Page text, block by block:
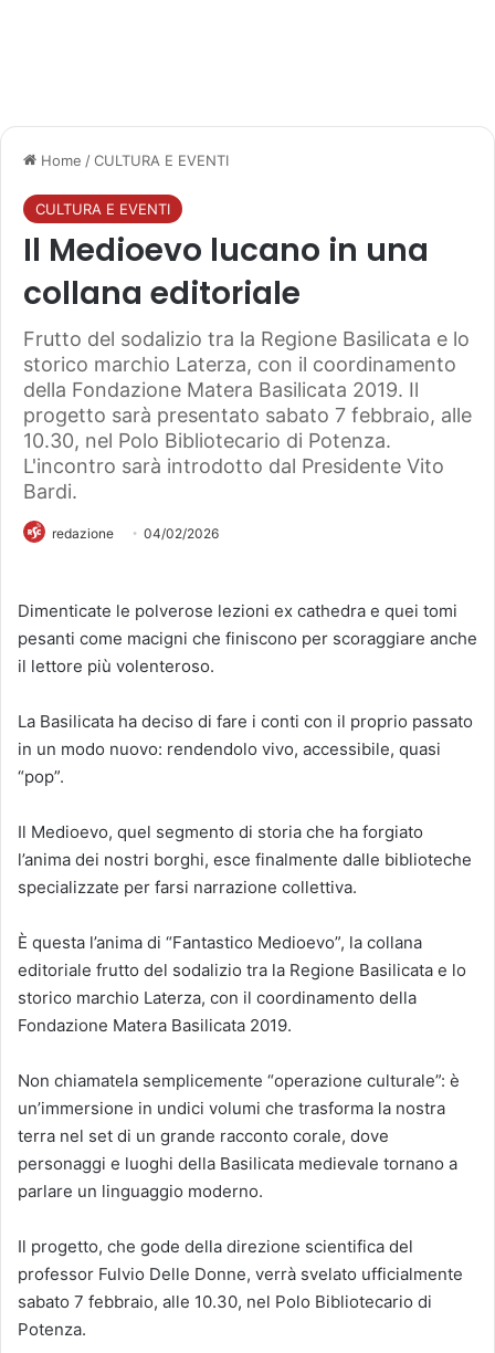
Home /CULTURA E EVENTI
CULTURA E EVENTI
Il Medioevo lucano in una
collana editoriale
Frutto del sodalizio tra la Regione Basilicata e lo
storico marchio Laterza, con il coordinamento
della Fondazione Matera Basilicata 2019. Il
progetto sarà presentato sabato 7 febbraio, alle
10.30, nel Polo Bibliotecario di Potenza.
L'incontro sarà introdotto dal Presidente Vito
Bardi.
redazione 04/02/2026
Dimenticate le polverose lezioni ex cathedra e quei tomi
pesanti come macigni che finiscono per scoraggiare anche
il lettore più volenteroso.
La Basilicata ha deciso di fare i conti con il proprio passato
in un modo nuovo: rendendolo vivo, accessibile, quasi
“pop”.
Il Medioevo, quel segmento di storia che ha forgiato
l’anima dei nostri borghi, esce finalmente dalle biblioteche
specializzate per farsi narrazione collettiva.
È questa l’anima di “Fantastico Medioevo”, la collana
editoriale frutto del sodalizio tra la Regione Basilicata e lo
storico marchio Laterza, con il coordinamento della
Fondazione Matera Basilicata 2019.
Non chiamatela semplicemente “operazione culturale”: è
un’immersione in undici volumi che trasforma la nostra
terra nel set di un grande racconto corale, dove
personaggi e luoghi della Basilicata medievale tornano a
parlare un linguaggio moderno.
Il progetto, che gode della direzione scientifica del
professor Fulvio Delle Donne, verrà svelato ufficialmente
sabato 7 febbraio, alle 10.30, nel Polo Bibliotecario di
Potenza.